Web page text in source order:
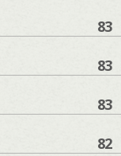
83
83
83
82